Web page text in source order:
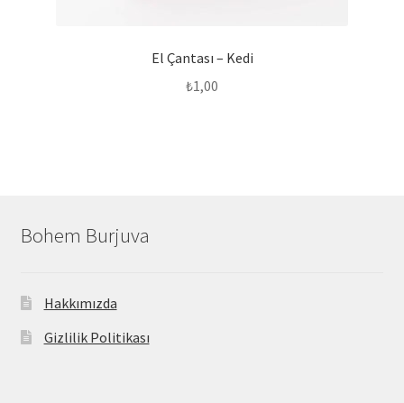
El Çantası – Kedi
₺1,00
Bohem Burjuva
Hakkımızda
Gizlilik Politikası